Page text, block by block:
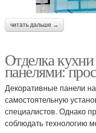
читать дальше →
Отделка
панелями:
Декоративные панели
самостоятельную
специалистов. Однако
соблюдать технологию